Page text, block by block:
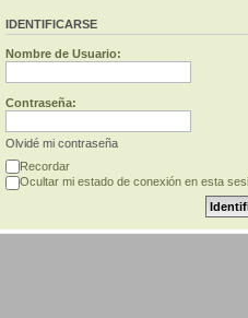
IDENTIFICARSE
Nombre de Usuario:
Contraseña:
Olvidé mi contraseña
Recordar
Ocultar mi estado de conexión en esta